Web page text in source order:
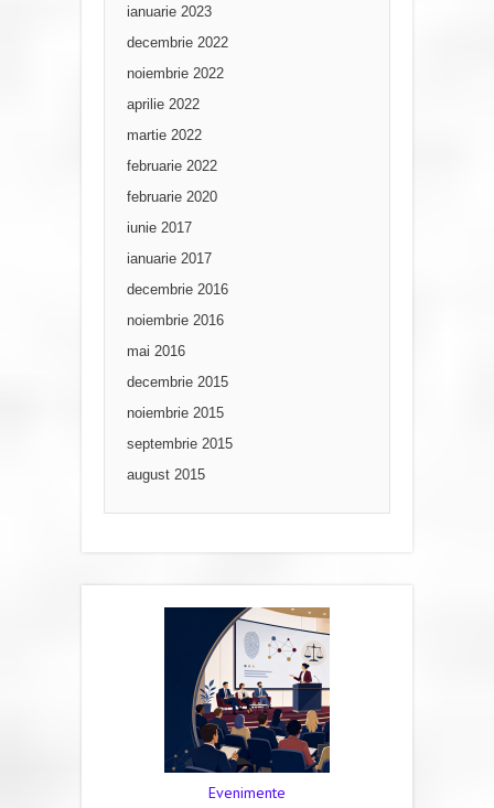
ianuarie 2023
decembrie 2022
noiembrie 2022
aprilie 2022
martie 2022
februarie 2022
februarie 2020
iunie 2017
ianuarie 2017
decembrie 2016
noiembrie 2016
mai 2016
decembrie 2015
noiembrie 2015
septembrie 2015
august 2015
Evenimente